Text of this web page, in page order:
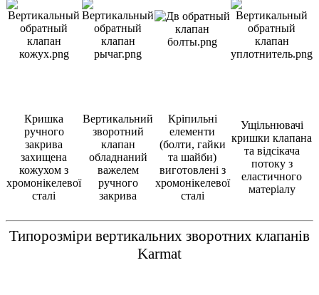
Кришка
ручного
закрива
захищена
кожухом з
хромонікелевої
сталі
Вертикальний
зворотний
клапан
обладнаний
важелем
ручного
закрива
Кріпильні
елементи
(болти, гайки
та шайби)
виготовлені з
хромонікелевої
сталі
Ущільнювачі
кришки клапана
та відсікача
потоку з
еластичного
матеріалу
Типорозміри вертикальних зворотних клапанів
Karmat